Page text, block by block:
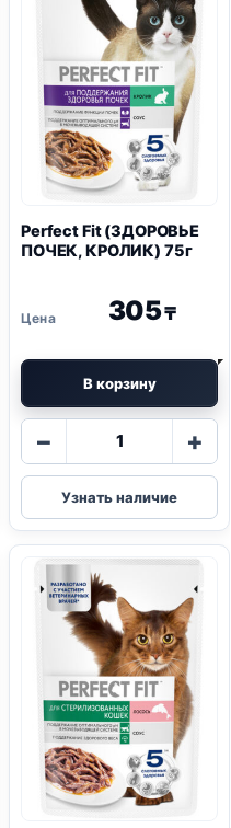
Perfect Fit (ЗДОРОВЬЕ
ПОЧЕК, КРОЛИК) 75г
305₸
В корзину
−
Количество
Perfect
Fit
(ЗДОРОВЬЕ
ПОЧЕК,
75г
+
Узнать наличие